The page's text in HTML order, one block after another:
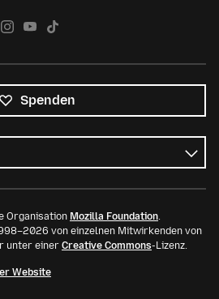
Spenden
Organisation Mozilla Foundation.
von einzelnen Mitwirkenden von
unter einer Creative Commons-Lizenz.
Website